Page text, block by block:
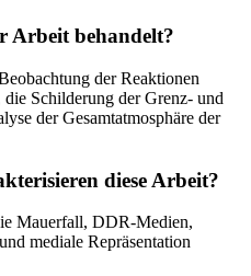
Arbeit behandelt?
der Reaktionen
Schilderung der Grenz- und
der Gesamtatmosphäre der
diese Arbeit?
Mauerfall, DDR-Medien,
mediale Repräsentation